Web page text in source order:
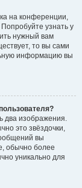
на конференции,
узнать у
нужный вам
то вы сами
информацию вы
два изображения.
это звёздочки,
вы
обычно более
уникально для